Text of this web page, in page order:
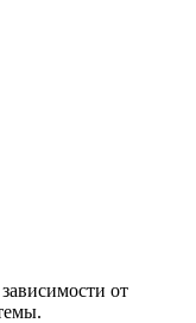
от